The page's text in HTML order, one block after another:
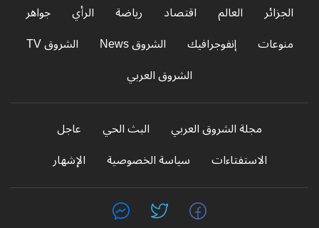
الجزائر العالم اقتصاد رياضة الرأي
جواهر
منوعات
إنفوجرافيك الشروق News
الشروق TV
الشروق العربي
مجلة الشروق العربي البث الحي
عاجل
الاستفتاءات
سياسة الخصوصية الإشهار